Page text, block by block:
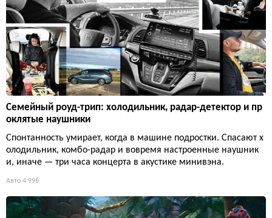
Семейный роуд-трип: холодильник, радар-детектор и пр
оклятые наушники
Спонтанность умирает, когда в машине подростки. Спасают х
олодильник, комбо-радар и вовремя настроенные наушник
и, иначе — три часа концерта в акустике минивэна.
Авто 4 996